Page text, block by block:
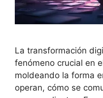
La transformación
fenómeno crucial en
moldeando la forma
operan, cómo se